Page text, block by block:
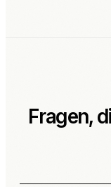
Fragen,